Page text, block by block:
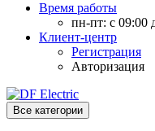
Время работы
пн-пт: с 09:00
Клиент-центр
Регистрация
Авторизация
Все категории